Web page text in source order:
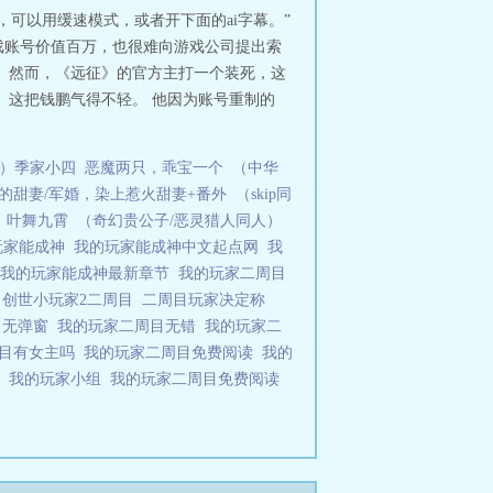
可以用缓速模式，或者开下面的ai字幕。”
号价值百万，也很难向游戏公司提出索
而，《远征》的官方主打一个装死，这
把钱鹏气得不轻。 他因为账号重制的
季家小四 恶魔两只，乖宝一个
（中华
甜妻/军婚，染上惹火甜妻+番外
（skip同
叶舞九霄
（奇幻贵公子/恶灵猎人同人）
能成神 我的玩家能成神中文起点网 我
我的玩家能成神最新章节 我的玩家二周目
创世小玩家2二周目 二周目玩家决定称
弹窗 我的玩家二周目无错 我的玩家二
有女主吗 我的玩家二周目免费阅读 我的
我的玩家小组 我的玩家二周目免费阅读